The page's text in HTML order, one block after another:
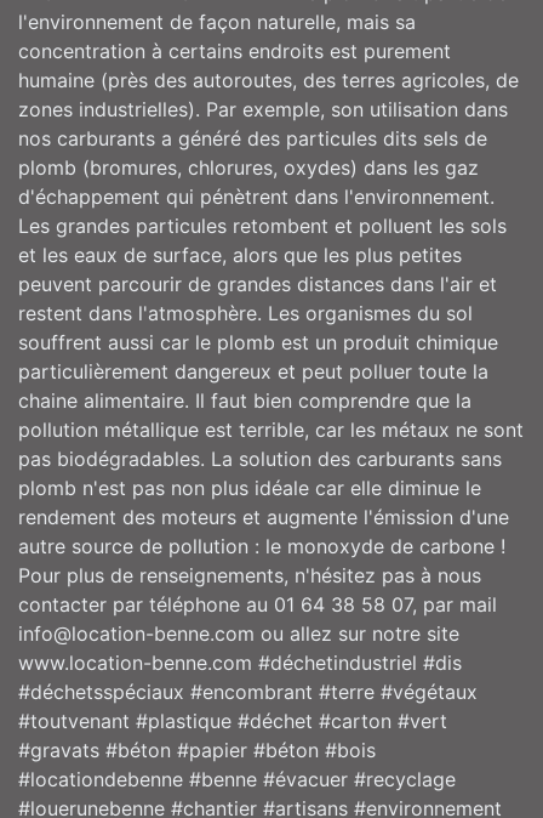
l'environnement de façon naturelle, mais sa
concentration à certains endroits est purement
humaine (près des autoroutes, des terres agricoles, de
zones industrielles). Par exemple, son utilisation dans
nos carburants a généré des particules dits sels de
plomb (bromures, chlorures, oxydes) dans les gaz
d'échappement qui pénètrent dans l'environnement.
Les grandes particules retombent et polluent les sols
et les eaux de surface, alors que les plus petites
peuvent parcourir de grandes distances dans l'air et
restent dans l'atmosphère. Les organismes du sol
souffrent aussi car le plomb est un produit chimique
particulièrement dangereux et peut polluer toute la
chaine alimentaire. Il faut bien comprendre que la
pollution métallique est terrible, car les métaux ne sont
pas biodégradables. La solution des carburants sans
plomb n'est pas non plus idéale car elle diminue le
rendement des moteurs et augmente l'émission d'une
autre source de pollution : le monoxyde de carbone !
Pour plus de renseignements, n'hésitez pas à nous
contacter par téléphone au 01 64 38 58 07, par mail
info@location-benne.com ou allez sur notre site
www.location-benne.com #déchetindustriel #dis
#déchetsspéciaux #encombrant #terre #végétaux
#toutvenant #plastique #déchet #carton #vert
#gravats #béton #papier #béton #bois
#locationdebenne #benne #évacuer #recyclage
#louerunebenne #chantier #artisans #environnement